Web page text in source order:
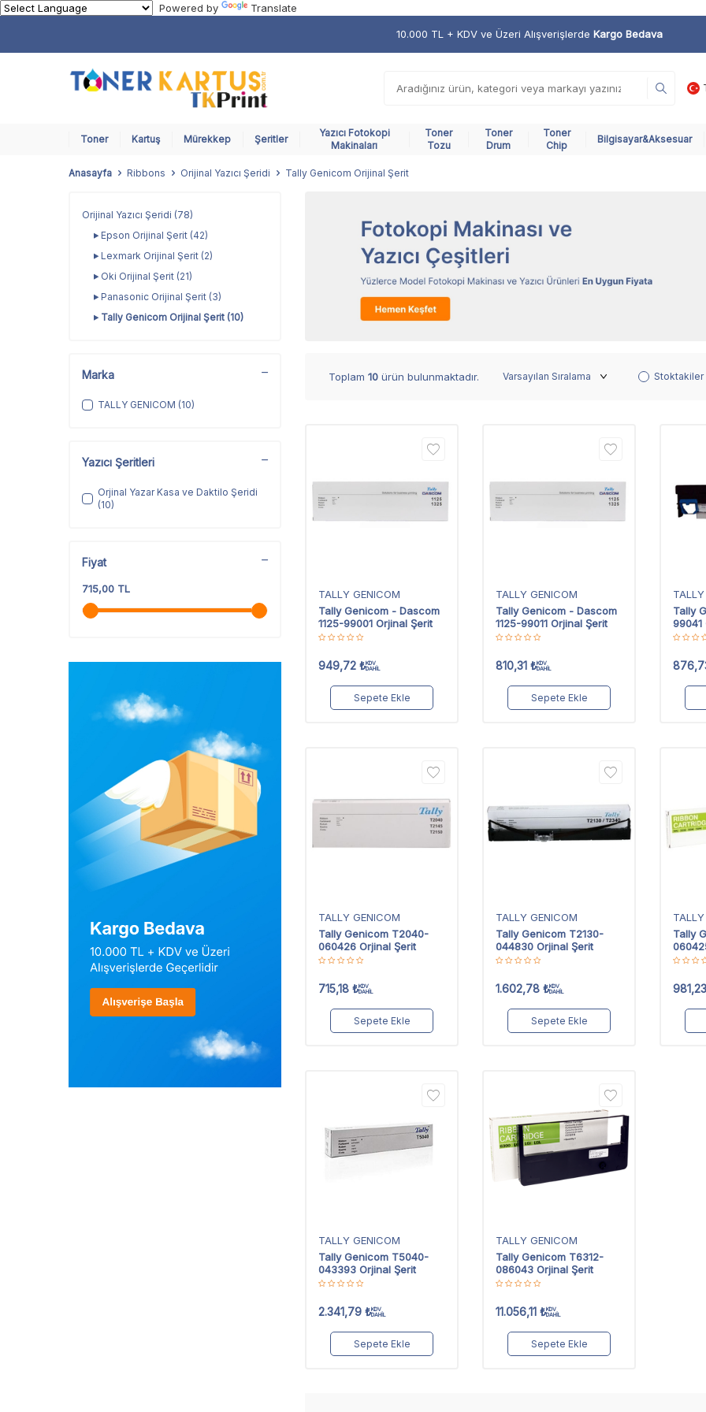
Powered by Translate
10.000 TL + KDV ve Üzeri Alışverişlerde Kargo Bedava
Toner Kartuş Mürekkep Şeritler
Yazıcı Fotokopi
Makinaları
Toner
Tozu
Toner
Drum
Toner
Chip
Bilgisayar&Aksesuar
Anasayfa Ribbons Orijinal Yazıcı Şeridi Tally Genicom Orijinal Şerit
Orijinal Yazıcı Şeridi (78)
Epson Orijinal Şerit (42)
Lexmark Orijinal Şerit (2)
Oki Orijinal Şerit (21)
Panasonic Orijinal Şerit (3)
Tally Genicom Orijinal Şerit (10)
Marka
TALLY GENICOM (10)
Yazıcı Şeritleri
Orjinal Yazar Kasa ve Daktilo Şeridi
(10)
Fiyat
715,00 TL
Toplam 10 ürün bulunmaktadır. Stoktakiler
TALLY GENICOM
Tally Genicom - Dascom
1125-99001 Orjinal Şerit
949,72 ₺KDV
DAHİL
Sepete Ekle
TALLY GENICOM
Tally Genicom - Dascom
1125-99011 Orjinal Şerit
810,31 ₺KDV
DAHİL
Sepete Ekle
Tally
99041
TALLY GENICOM
Tally Genicom T2040-
060426 Orjinal Şerit
715,18 ₺KDV
DAHİL
Sepete Ekle
TALLY GENICOM
Tally Genicom T2130-
044830 Orjinal Şerit
1.602,78 ₺KDV
DAHİL
Sepete Ekle
Tally
981,23
TALLY GENICOM
Tally Genicom T5040-
043393 Orjinal Şerit
2.341,79 ₺KDV
DAHİL
Sepete Ekle
TALLY GENICOM
Tally Genicom T6312-
086043 Orjinal Şerit
11.056,11 ₺KDV
DAHİL
Sepete Ekle